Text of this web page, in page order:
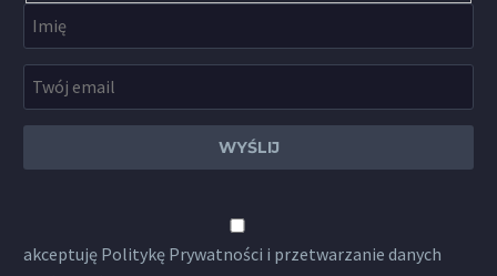
akceptuję Politykę Prywatności i przetwarzanie danych